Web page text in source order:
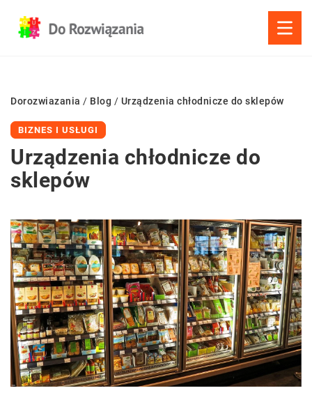
Dorozwiazania / Blog / Urządzenia chłodnicze do sklepów
BIZNES I USŁUGI
Urządzenia chłodnicze do
sklepów